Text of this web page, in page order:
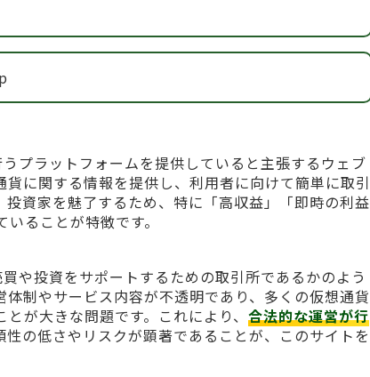
プラットフォームを提供していると主張するウェブ
に関する情報を提供し、利用者に向けて簡単に取引
資家を魅了するため、特に「高収益」「即時の利益
ることが特徴です。
や投資をサポートするための取引所であるかのよう
制やサービス内容が不透明であり、多くの仮想通貨
が大きな問題です。これにより、 合法的な運営が行
性の低さやリスクが顕著であることが、このサイトを